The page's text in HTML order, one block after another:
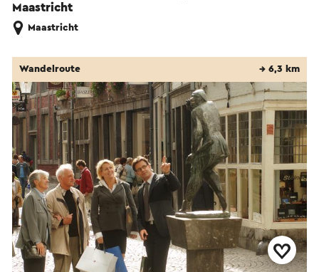
Maastricht
Maastricht
Wandelroute → 6,3 km